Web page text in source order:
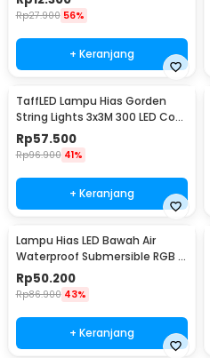
Rp27.900 56%
+ Keranjang
TaffLED Lampu Hias Gorden
String Lights 3x3M 300 LED Cool
White 18W - 300L
Rp57.500
Rp96.900 41%
+ Keranjang
Lampu Hias LED Bawah Air
Waterproof Submersible RGB 2
PCS with Remote - 13017
Rp50.200
Rp86.900 43%
+ Keranjang